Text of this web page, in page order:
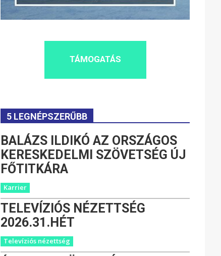
TÁMOGATÁS
5 LEGNÉPSZERŰBB
BALÁZS ILDIKÓ AZ ORSZÁGOS
KERESKEDELMI SZÖVETSÉG ÚJ
FŐTITKÁRA
Karrier
TELEVÍZIÓS NÉZETTSÉG
2026.31.HÉT
Televíziós nézettség